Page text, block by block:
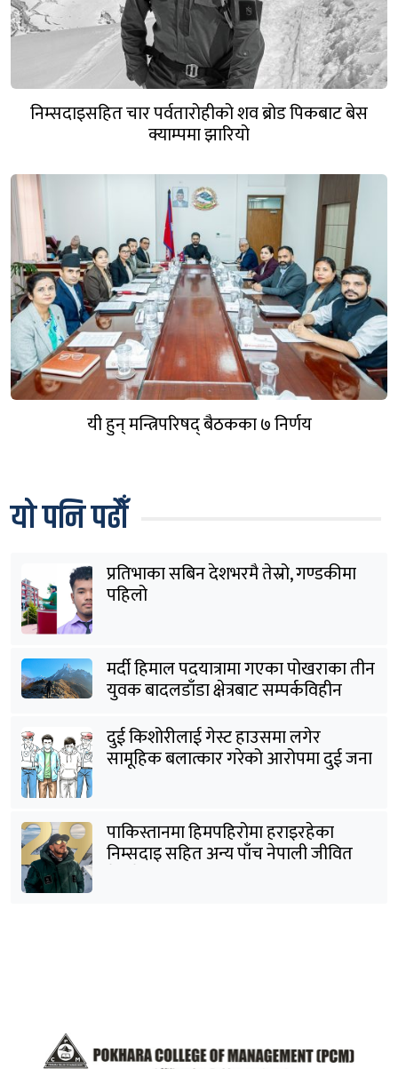
निम्सदाइसहित चार पर्वतारोहीको शव ब्रोड पिकबाट बेस
क्याम्पमा झारियो
यी हुन् मन्त्रिपरिषद् बैठकका ७ निर्णय
यो पनि पढौँ
प्रतिभाका सबिन देशभरमै तेस्रो, गण्डकीमा
पहिलो
मर्दी हिमाल पदयात्रामा गएका पोखराका तीन
युवक बादलडाँडा क्षेत्रबाट सम्पर्कविहीन
दुई किशोरीलाई गेस्ट हाउसमा लगेर
सामूहिक बलात्कार गरेको आरोपमा दुई जना
पाकिस्तानमा हिमपहिरोमा हराइरहेका
निम्सदाइ सहित अन्य पाँच नेपाली जीवित